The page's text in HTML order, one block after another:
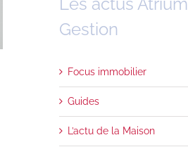
Gestion
Focus immobilier
Guides
L’actu de la Maison